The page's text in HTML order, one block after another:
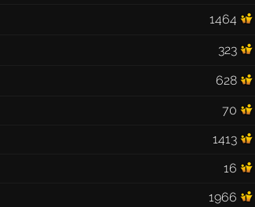
1464
323
628
70
1413
16
1966